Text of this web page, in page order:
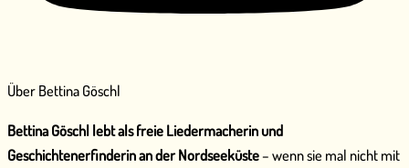
Über Bettina Göschl
Bettina Göschl lebt als freie Liedermacherin und
Geschichtenerfinderin an der Nordseeküste– wenn sie mal nicht mit